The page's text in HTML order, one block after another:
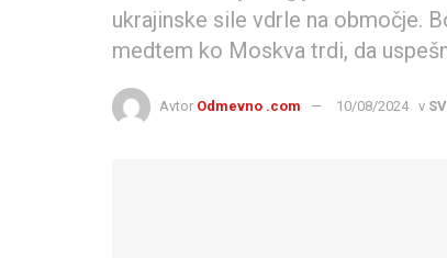
ukrajinske sile vdrle na območje.
medtem ko Moskva trdi, da
Avtor Odmevno .com 10/08/2024 v